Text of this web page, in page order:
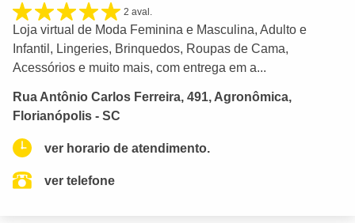
2 aval.
Loja virtual de Moda Feminina e Masculina, Adulto e
Infantil, Lingeries, Brinquedos, Roupas de Cama,
Acessórios e muito mais, com entrega em a...
Rua Antônio Carlos Ferreira, 491, Agronômica,
Florianópolis - SC
ver horario de atendimento.
ver telefone